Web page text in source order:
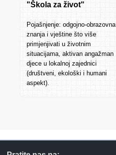
"Škola za život"
Pojašnjenje: odgojno-obrazovna
znanja i vještine što više
primjenjivati u životnim
situacijama, aktivan angažman
djece u lokalnoj zajednici
(društveni, ekološki i humani
aspekt).